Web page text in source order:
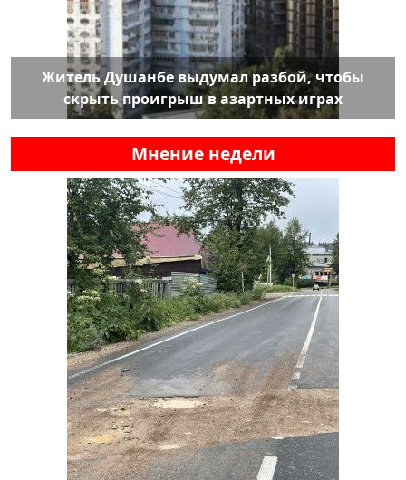
Житель Душанбе выдумал разбой, чтобы
скрыть проигрыш в азартных играх
Мнение недели